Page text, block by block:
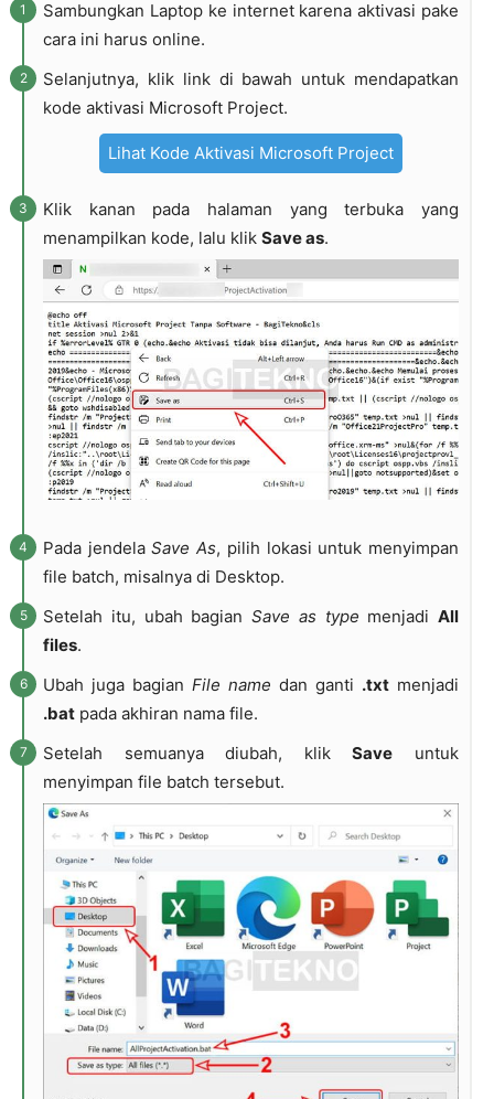
Sambungkan Laptop ke internet karena aktivasi pake
cara ini harus online.
Selanjutnya, klik link di bawah untuk mendapatkan
kode aktivasi Microsoft Project.
Lihat Kode Aktivasi Microsoft Project
Klik kanan pada halaman yang terbuka yang
menampilkan kode, lalu klik Save as.
Pada jendelaSave As, pilih lokasi untuk menyimpan
file batch, misalnya di Desktop.
Setelah itu, ubah bagian Save as type menjadi All
files.
Ubah juga bagian File name dan ganti .txt menjadi
.bat pada akhiran nama file.
Setelah semuanya diubah, klikSave untuk
menyimpan file batch tersebut.